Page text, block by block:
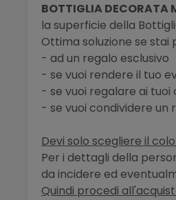
BOTTIGLIA DECORATA
la superficie della
Ottima soluzione se stai
- ad un regalo esclusivo
- se vuoi rendere il tuo
- se vuoi regalare ai tuoi
- se vuoi condividere
Devi solo scegliere il
Per i dettagli della
da incidere ed
Quindi procedi